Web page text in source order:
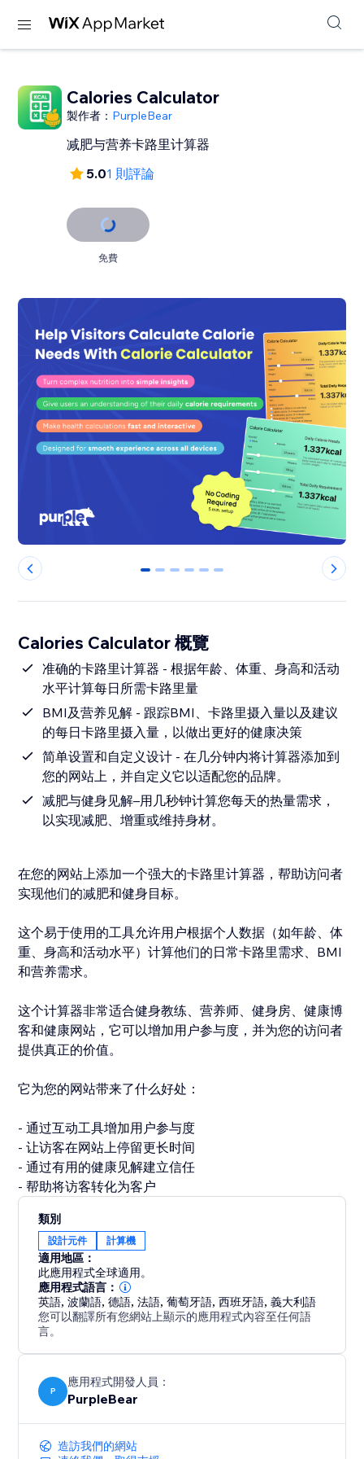
Calories Calculator
製作者： PurpleBear
减肥与营养卡路里计算器
5.01 則評論
免費
0 1 2 3 4 5
Calories Calculator 概覽
准确的卡路里计算器 - 根据年龄、体重、身高和活动
水平计算每日所需卡路里量
BMI及营养见解 - 跟踪BMI、卡路里摄入量以及建议
的每日卡路里摄入量，以做出更好的健康决策
简单设置和自定义设计 - 在几分钟内将计算器添加到
您的网站上，并自定义它以适配您的品牌。
减肥与健身见解–用几秒钟计算您每天的热量需求，
以实现减肥、增重或维持身材。
在您的网站上添加一个强大的卡路里计算器，帮助访问者
实现他们的减肥和健身目标。
这个易于使用的工具允许用户根据个人数据（如年龄、体
重、身高和活动水平）计算他们的日常卡路里需求、BMI
和营养需求。
这个计算器非常适合健身教练、营养师、健身房、健康博
客和健康网站，它可以增加用户参与度，并为您的访问者
提供真正的价值。
它为您的网站带来了什么好处：
- 通过互动工具增加用户参与度
- 让访客在网站上停留更长时间
- 通过有用的健康见解建立信任
- 帮助将访客转化为客户
類別
設計元件 計算機
適用地區：
此應用程式全球適用。
應用程式語言：
英語,波蘭語,德語,法語,葡萄牙語,西班牙語,義大利語
您可以翻譯所有您網站上顯示的應用程式內容至任何語
言。
P
應用程式開發人員：
PurpleBear
造訪我們的網站